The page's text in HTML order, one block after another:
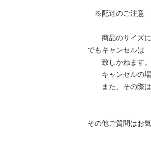
※配達のご注意
商品のサイズに
でもキャンセルは
致しかねます。
キャンセルの場
また、その際は
その他ご質問はお